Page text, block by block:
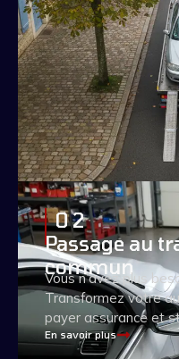
0 2
Passage au
commun
Vous n’avez plus
Transformez votre
payer assurance et
En savoir plus